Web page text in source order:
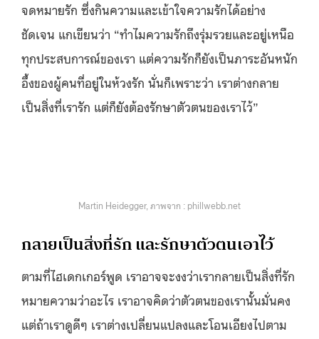
จดหมายรัก ซึ่งกินความและเข้าใจความรักได้อย่าง
ชัดเจน แกเขียนว่า “ทำไมความรักถึงรุ่มรวยและอยู่เหนือ
ทุกประสบการณ์ของเรา แต่ความรักก็ยังเป็นภาระอันหนัก
อึ้งของผู้คนที่อยู่ในห้วงรัก นั่นก็เพราะว่า เราต่างกลาย
เป็นสิ่งที่เรารัก แต่ก็ยังต้องรักษาตัวตนของเราไว้”
Martin Heidegger, ภาพจาก : phillwebb.net
กลายเป็นสิ่งที่รัก และรักษาตัวตนเอาไว้
ตามที่ไฮเดกเกอร์พูด เราอาจจะงงว่าเรากลายเป็นสิ่งที่รัก
หมายความว่าอะไร เราอาจคิดว่าตัวตนของเรานั้นมั่นคง
แต่ถ้าเราดูดีๆ เราต่างเปลี่ยนแปลงและโอนเอียงไปตาม